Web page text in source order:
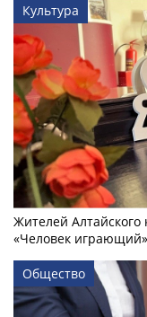
Культура
Жителей
«Человек играющий»
Общество